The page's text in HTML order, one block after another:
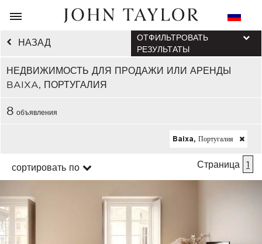
НАЗАД
НЕДВИЖИМОСТЬ ДЛЯ ПРОДАЖИ ИЛИ АРЕНДЫ
BAIXA, ПОРТУГАЛИЯ
ОТФИЛЬТРОВАТЬ
РЕЗУЛЬТАТЫ
8 объявления
Baixa, Португалия
сортировать по Страница 1